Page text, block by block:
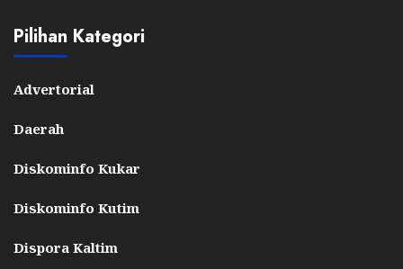
Pilihan Kategori
Advertorial
Daerah
Diskominfo Kukar
Diskominfo Kutim
Dispora Kaltim